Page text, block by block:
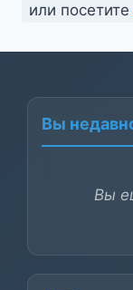
или посетите
Вы
Вы